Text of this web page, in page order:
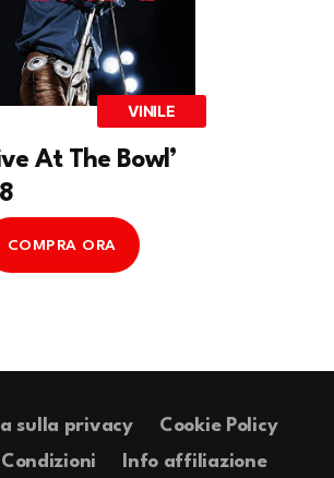
VINILE
At The Bowl’
COMPRA ORA
sulla privacy
Cookie Policy
Info affiliazione